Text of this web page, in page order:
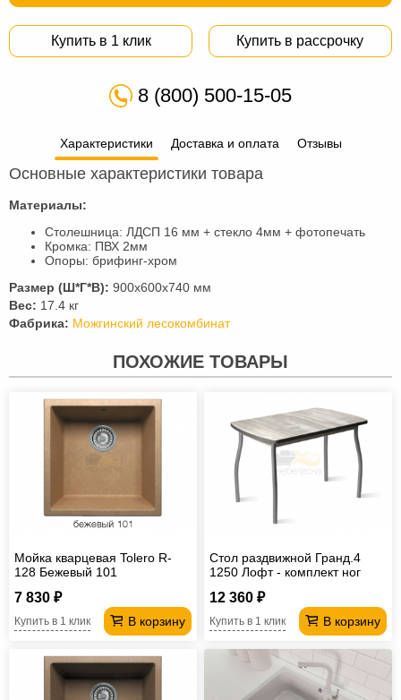
оборудование
Купить в 1 клик Купить в рассрочку
8 (800) 500-15-05
Характеристики Доставка и оплата Отзывы
Основные характеристики товара
Материалы:
Столешница: ЛДСП 16 мм + стекло 4мм + фотопечать
Кромка: ПВХ 2мм
Опоры: брифинг-хром
Размер (Ш*Г*В): 900х600х740 мм
Вес: 17.4 кг
Фабрика: Можгинский лесокомбинат
ПОХОЖИЕ ТОВАРЫ
Мойка кварцевая Tolero R-
128 Бежевый 101
7 830 ₽
В корзину
Купить в 1 клик
Стол раздвижной Гранд.4
1250 Лофт - комплект ног
12 360 ₽
В корзину
Купить в 1 клик